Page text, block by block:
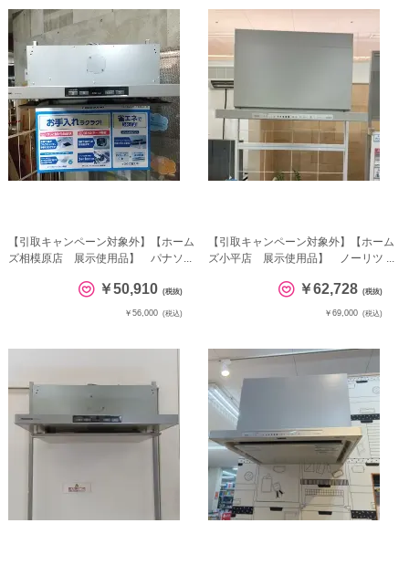
【引取キャンペーン対象外】【ホーム
ズ相模原店 展示使用品】 パナソ...
￥50,910 (税抜)
￥56,000 (税込)
【引取キャンペーン対象外】【ホーム
ズ小平店 展示使用品】 ノーリツ ...
￥62,728 (税抜)
￥69,000 (税込)